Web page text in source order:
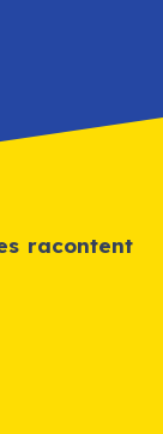
racontent